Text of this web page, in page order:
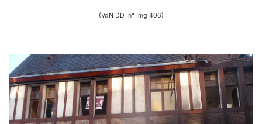
(VdN DD n° Img 406)